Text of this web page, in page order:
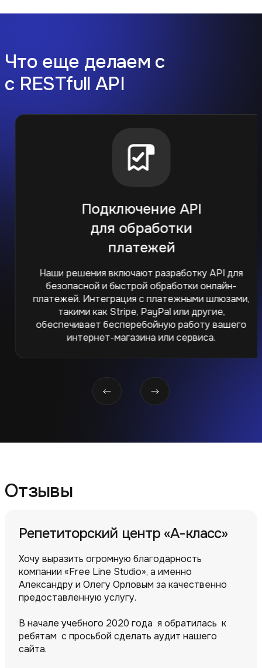
Что еще делаем с
с RESTfull API
Подключение API
для обработки
платежей
Наши решения включают разработку API для
безопасной и быстрой обработки онлайн-
платежей. Интеграция с платежными шлюзами,
такими как Stripe, PayPal или другие,
обеспечивает бесперебойную работу вашего
интернет-магазина или сервиса.
Отзывы
Репетиторский центр «А-класс»
Хочу выразить огромную благодарность
компании «Free Line Studio», а именно
Александру и Олегу Орловым за качественно
предоставленную услугу.
В начале учебного 2020 года я обратилась к
ребятам с просьбой сделать аудит нашего
сайта.